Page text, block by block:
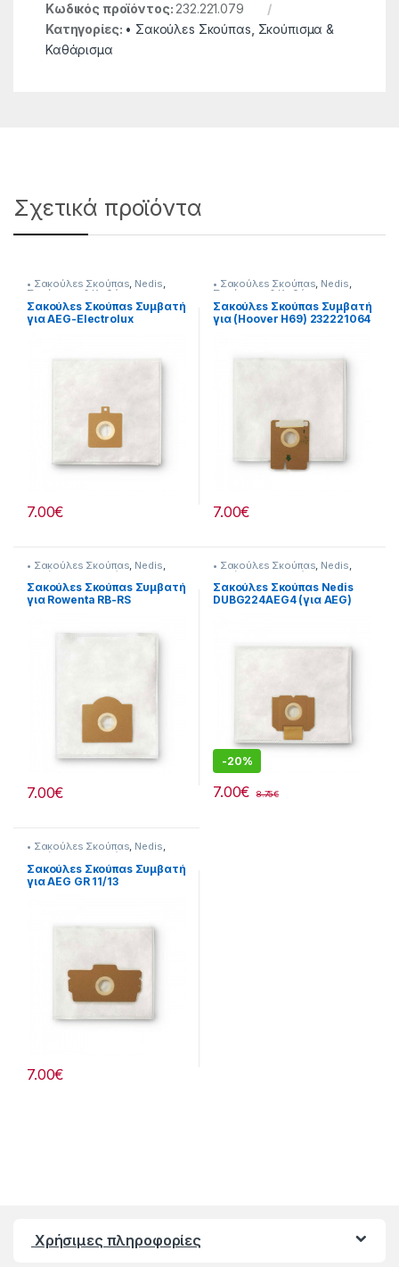
Κωδικός προϊόντος: 232.221.079
Κατηγορίες: • Σακούλεs Σκούπαs Σκούπισμα &
Καθάρισμα
Σχετικά προϊόντα
• Σακούλεs Σκούπαs, Nedis,
Σκούπισμα & Καθάρισμα
Σακούλεs Σκούπαs Συμβατή
για AEG-Electrolux
7.00€
• Σακούλεs Σκούπαs, Nedis,
Σκούπισμα & Καθάρισμα
Σακούλεs Σκούπαs Συμβατή
για (Hoover H69) 232221064
7.00€
• Σακούλεs Σκούπαs Nedis
Σκούπισμα & Καθάρισμα
Σακούλεs Σκούπαs Συμβατή
για Rowenta RB-RS
7.00€
• Σακούλεs Σκούπαs Nedis
Σκούπισμα & Καθάρισμα
Σακούλεs Σκούπαs Nedis
DUBG224AEG4 (για AEG)
-20%
7.00€ 8.75€
• Σακούλεs Σκούπαs, Nedis,
Σκούπισμα & Καθάρισμα
Σακούλεs Σκούπαs Συμβατή
για AEG GR 11/13
7.00€
Χρήσιμες πληροφορίες